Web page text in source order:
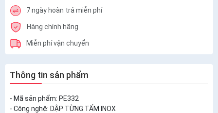
7 ngày hoàn trả miễn phí
Hàng chính hãng
Miễn phí vận chuyển
Thông tin sản phẩm
- Mã sản phẩm: PE332
- Công nghệ: DẬP TỪNG TẤM INOX